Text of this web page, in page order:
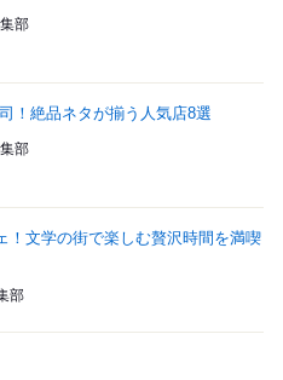
部
！絶品ネタが揃う人気店8選
部
！文学の街で楽しむ贅沢時間を満喫
部